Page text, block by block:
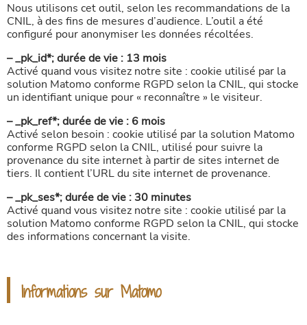
Nous utilisons cet outil, selon les recommandations de la
CNIL, à des fins de mesures d’audience. L’outil a été
configuré pour anonymiser les données récoltées.
– _pk_id*; durée de vie : 13 mois
Activé quand vous visitez notre site : cookie utilisé par la
solution Matomo conforme RGPD selon la CNIL, qui stocke
un identifiant unique pour « reconnaître » le visiteur.
– _pk_ref*; durée de vie : 6 mois
Activé selon besoin : cookie utilisé par la solution Matomo
conforme RGPD selon la CNIL, utilisé pour suivre la
provenance du site internet à partir de sites internet de
tiers. Il contient l’URL du site internet de provenance.
– _pk_ses*; durée de vie : 30 minutes
Activé quand vous visitez notre site : cookie utilisé par la
solution Matomo conforme RGPD selon la CNIL, qui stocke
des informations concernant la visite.
Informations sur Matomo